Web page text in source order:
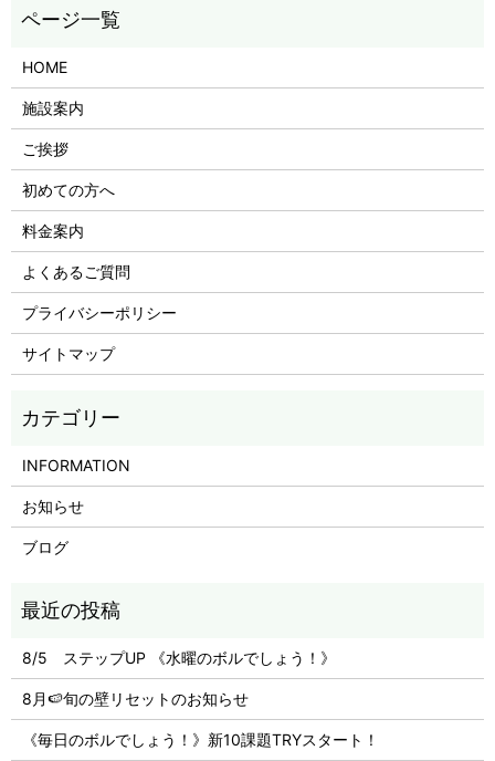
HOME
施設案内
ご挨拶
初めての方へ
料金案内
よくあるご質問
プライバシーポリシー
サイトマップ
INFORMATION
お知らせ
ブログ
8/5 ステップUP 《水曜のボルでしょう！》
8月🍉旬の壁リセットのお知らせ
《毎日のボルでしょう！》新10課題TRYスタート！